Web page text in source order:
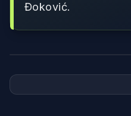
Đoković.